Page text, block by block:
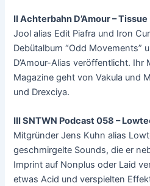
II Achterbahn D’Amour –
Jool alias Edit Piafra und Iron
Debütalbum “Odd Movements”
D’Amour-Alias veröffentlicht. Ihr
Magazine geht von Vakula und
und Drexciya.
III SNTWN Podcast 058 –
Mitgründer Jens Kuhn alias
geschmirgelte Sounds, die er
Imprint auf Nonplus oder Laid
etwas Acid und verspielten